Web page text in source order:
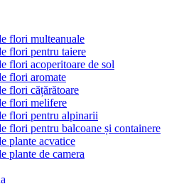
flori multeanuale
flori pentru taiere
flori acoperitoare de sol
flori aromate
flori cățărătoare
flori melifere
flori pentru alpinarii
flori pentru balcoane și containere
plante acvatice
plante de camera